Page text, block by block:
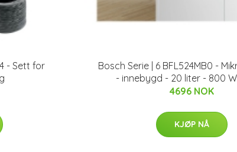
- Sett for
Bosch Serie | 6 BFL524MB0 -
- innebygd - 20 liter - 800
4696 NOK
KJØP NÅ